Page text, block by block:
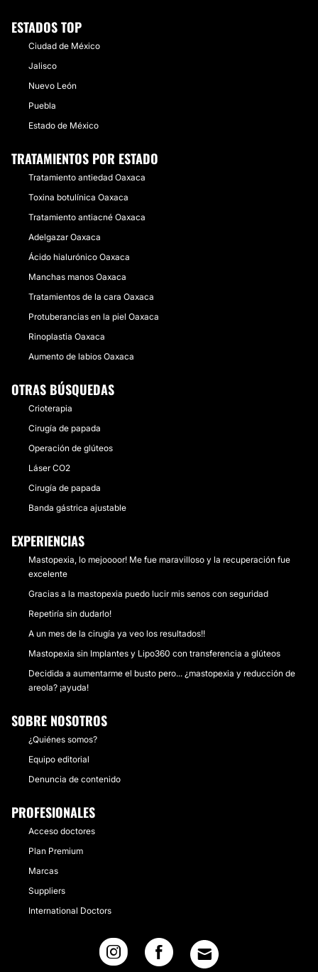
ESTADOS TOP
Ciudad de México
Jalisco
Nuevo León
Puebla
Estado de México
TRATAMIENTOS POR ESTADO
Tratamiento antiedad Oaxaca
Toxina botulínica Oaxaca
Tratamiento antiacné Oaxaca
Adelgazar Oaxaca
Ácido hialurónico Oaxaca
Manchas manos Oaxaca
Tratamientos de la cara Oaxaca
Protuberancias en la piel Oaxaca
Rinoplastia Oaxaca
Aumento de labios Oaxaca
OTRAS BÚSQUEDAS
Crioterapia
Cirugía de papada
Operación de glúteos
Láser CO2
Cirugía de papada
Banda gástrica ajustable
EXPERIENCIAS
Mastopexia, lo mejoooor! Me fue maravilloso y la recuperación fue
excelente
Gracias a la mastopexia puedo lucir mis senos con seguridad
Repetiría sin dudarlo!
A un mes de la cirugía ya veo los resultados!!
Mastopexia sin Implantes y Lipo360 con transferencia a glúteos
Decidida a aumentarme el busto pero... ¿mastopexia y reducción de
areola? ¡ayuda!
SOBRE NOSOTROS
¿Quiénes somos?
Equipo editorial
Denuncia de contenido
PROFESIONALES
Acceso doctores
Plan Premium
Marcas
Suppliers
International Doctors